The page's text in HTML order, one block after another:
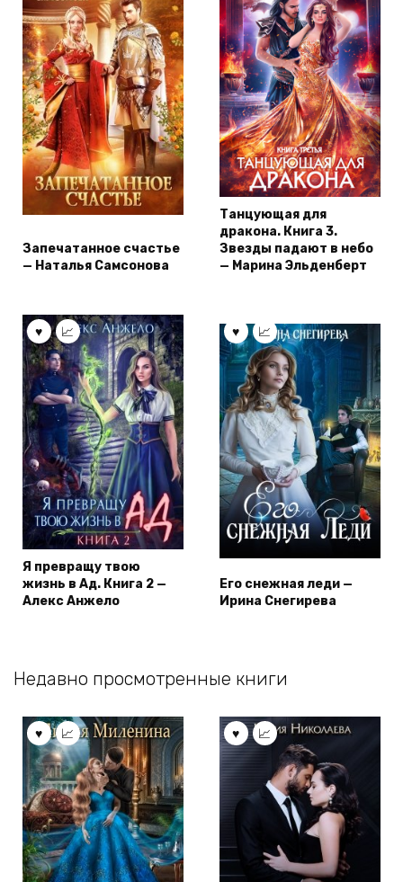
Запечатанное счастье
— Наталья Самсонова
Танцующая для
дракона. Книга 3.
Звезды падают в небо
— Марина Эльденберт
Я превращу твою
жизнь в Ад. Книга 2 —
Алекс Анжело
Его снежная леди —
Ирина Снегирева
Недавно просмотренные книги